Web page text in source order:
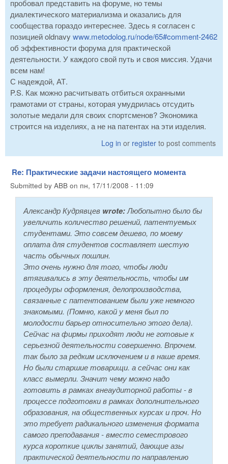
пробовал представить на форуме, но темы
диалектического материализма и оказались для
сообщества гораздо интереснее. Здесь я согласен с
позицией oldnavy www.metodolog.ru/node/65#comment-2462
об эффективности форума для практической
деятельности. У каждого свой путь и своя миссия. Удачи
всем нам!
С надеждой, АТ.
P.S. Как можно расчитывать отбиться охранными
грамотами от страны, которая умудрилась отсудить
золотые медали для своих спортсменов? Экономика
строится на изделиях, а не на патентах на эти изделия.
Log in or register to post comments
Re: Практические задачи настоящего момента
Submitted by ABB on пн, 17/11/2008 - 11:09
Александр Кудрявцев wrote:Любопытно было бы
увеличить количество решений, патентуемых
студентами. Это совсем дешево, по моему
оплата для студентов составляет шестую
часть обычных пошлин.
Это очень нужно для того, чтобы люди
втягивались в эту деятельность, чтобы им
процедуры оформления, делопроизводства,
связанные с патентованием были уже немного
знакомыми. (Помню, какой у меня был по
молодости барьер относительно этого дела).
Сейчас на фирмы приходят люди не готовые к
серьезной деятельности совершенно. Впрочем.
так было за редким исключением и в наше время.
Но были старшие товарищи. а сейчас они как
класс вымерли. Значит чему можно надо
готовить в рамках внеаудиторной работы - в
процессе подготовки в рамках дополнительного
образования, на общественных курсах и проч. Но
это требует радикального изменения формата
самого преподавания - вместо семестрового
курса короткие циклы занятий, дающие азы
практической деятельности по направлению